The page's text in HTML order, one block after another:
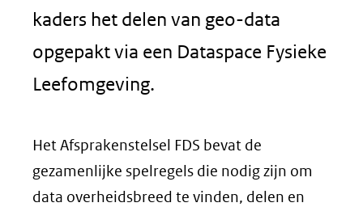
kaders het delen van geo-data
opgepakt via een Dataspace Fysieke
Leefomgeving.
Het Afsprakenstelsel FDS bevat de
gezamenlijke spelregels die nodig zijn om
data overheidsbreed te vinden, delen en